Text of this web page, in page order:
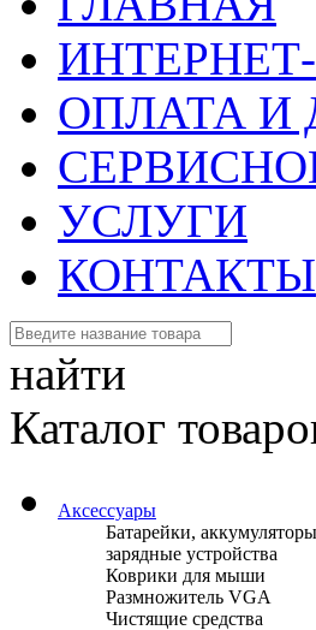
ОПЛАТА И
УСЛУГИ
КОНТАКТЫ
найти
Каталог
Аксессуары
Батарейки,
зарядные устройства
Коврики для мыши
Размножитель VGA
Чистящие средства